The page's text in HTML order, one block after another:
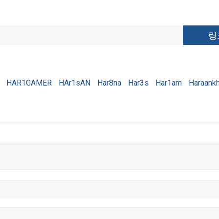
HAR1GAMER HAr1sAN Har8na Har3s Har1am